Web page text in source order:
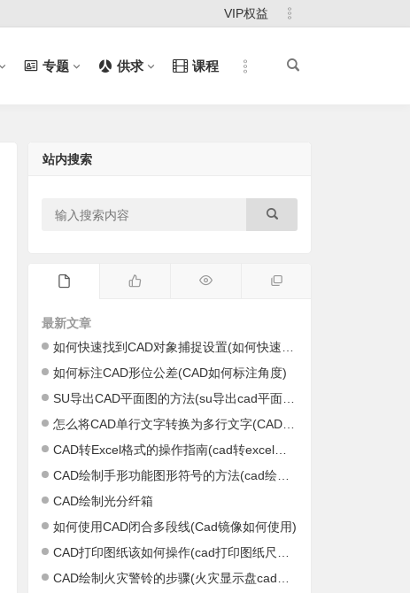
VIP权益
专题 供求 课程
站内搜索
最新文章
如何快速找到CAD对象捕捉设置(如何快速找到cad里的图)
如何标注CAD形位公差(CAD如何标注角度)
SU导出CAD平面图的方法(su导出cad平面图不正)
怎么将CAD单行文字转换为多行文字(CAD单行文字怎么结束)
CAD转Excel格式的操作指南(cad转excel软件)
CAD绘制手形功能图形符号的方法(cad绘制距形)
CAD绘制光分纤箱
如何使用CAD闭合多段线(Cad镜像如何使用)
CAD打印图纸该如何操作(cad打印图纸尺寸设置)
CAD绘制火灾警铃的步骤(火灾显示盘cad图标)